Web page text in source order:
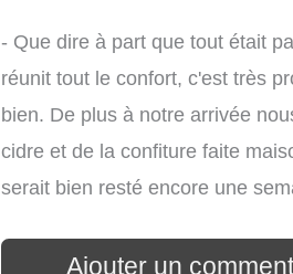
- Que dire à part que tout était
réunit tout le confort, c'est très
bien. De plus à notre arrivée
cidre et de la confiture faite
serait bien resté encore une
Ajouter un